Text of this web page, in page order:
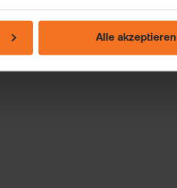
Alle akzeptieren